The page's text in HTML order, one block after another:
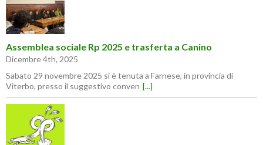
Assemblea sociale Rp 2025 e trasferta a Canino
Dicembre 4th, 2025
Sabato 29 novembre 2025 si è tenuta a Farnese, in provincia di
Viterbo, presso il suggestivo conven [...]